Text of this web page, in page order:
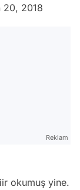
20, 2018
Reklam
okumuş yine.